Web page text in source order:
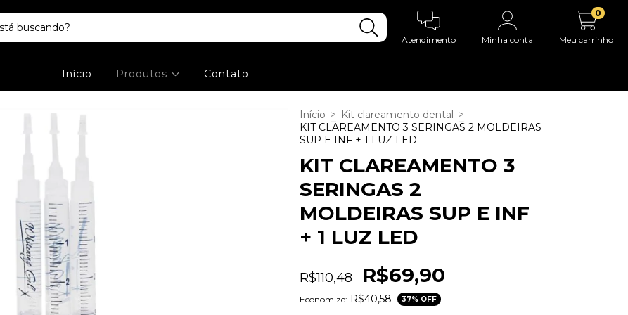
Atendimento Minha conta Meu carrinho
0
Início Produtos Contato
Início > Kit clareamento dental >
KIT CLAREAMENTO 3 SERINGAS 2 MOLDEIRAS
SUP E INF + 1 LUZ LED
KIT CLAREAMENTO 3
SERINGAS 2
MOLDEIRAS SUP E INF
+ 1 LUZ LED
R$110,48 R$69,90
Economize: R$40,58 37% OFF